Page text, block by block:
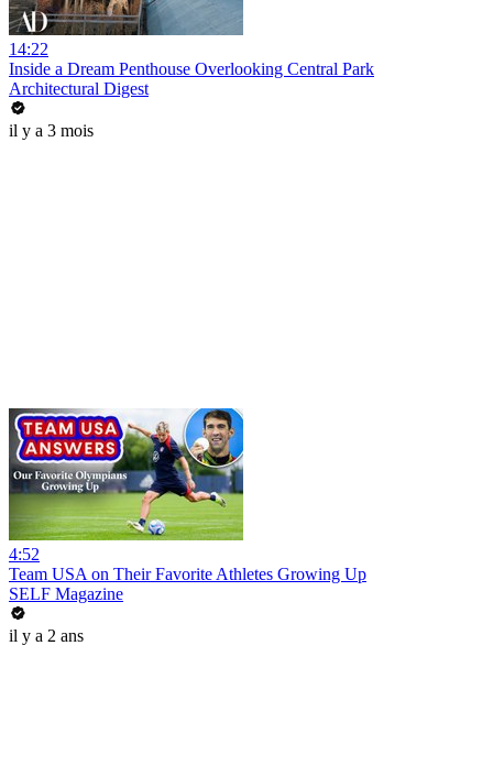
14:22
Inside a Dream Penthouse Overlooking Central Park
Architectural Digest
il y a 3 mois
4:52
Team USA on Their Favorite Athletes Growing Up
SELF Magazine
il y a 2 ans